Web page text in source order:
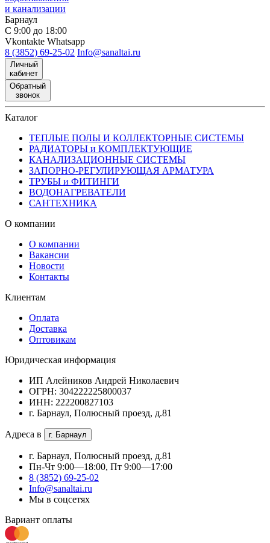
и канализации
Барнаул
С 9:00 до 18:00
Vkontakte Whatsapp
8 (3852) 69-25-02 Info@sanaltai.ru
Личный
кабинет
Обратный
звонок
Каталог
ТЕПЛЫЕ ПОЛЫ И КОЛЛЕКТОРНЫЕ СИСТЕМЫ
РАДИАТОРЫ и КОМПЛЕКТУЮЩИЕ
КАНАЛИЗАЦИОННЫЕ СИСТЕМЫ
ЗАПОРНО-РЕГУЛИРУЮЩАЯ АРМАТУРА
ТРУБЫ и ФИТИНГИ
ВОДОНАГРЕВАТЕЛИ
САНТЕХНИКА
О компании
О компании
Вакансии
Новости
Контакты
Клиентам
Оплата
Доставка
Оптовикам
Юридическая информация
ИП Алейников Андрей Николаевич
ОГРН: 304222225800037
ИНН: 222200827103
г. Барнаул, Полюсный проезд, д.81
Адреса в г. Барнаул
г. Барнаул, Полюсный проезд, д.81
Пн-Чт 9:00—18:00, Пт 9:00—17:00
8 (3852) 69-25-02
Info@sanaltai.ru
Мы в соцсетях
Вариант оплаты